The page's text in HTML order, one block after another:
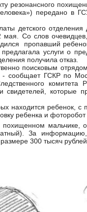
резонансного
передано в
детского отделения
мая. Со слов
пропавший
услуги о
получила отказ.
поисковым
сообщает ГСКР по
которые
находится ребенок, с
ребенка и фоторобот
мальчике,
За
300 тысяч